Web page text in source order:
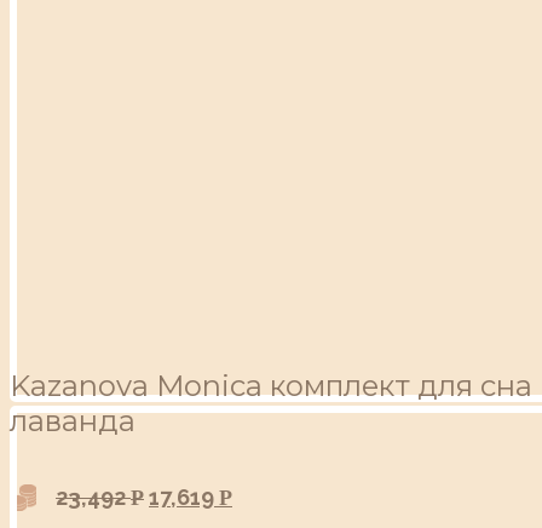
Kazanova Moniса комплект для сна
лаванда
23,492Р 17,619 Р